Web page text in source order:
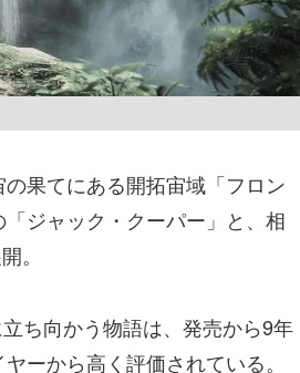
果てにある開拓宙域「フロン
ジャック・クーパー」と、相
。
ち向かう物語は、発売から9年
ーから高く評価されている。